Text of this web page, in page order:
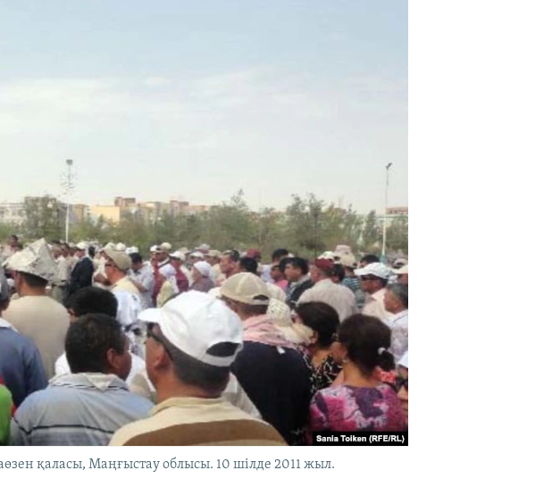
қаласы, Маңғыстау облысы. 10 шілде 2011 жыл.